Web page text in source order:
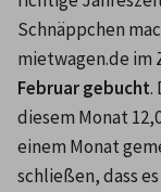
Schnäppchen
mietwagen.de im
Februar gebucht.
diesem Monat
einem Monat